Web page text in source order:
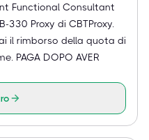
Functional Consultant
Proxy di CBTProxy.
il rimborso della quota di
PAGA DOPO AVER